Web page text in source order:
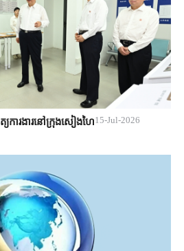
ការងារនៅក្រុងសៀងហៃ15-Jul-2026